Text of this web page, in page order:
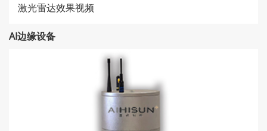
激光雷达效果视频
AI边缘设备